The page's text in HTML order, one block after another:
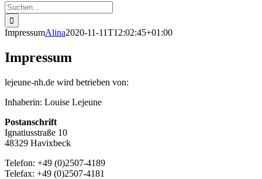
Suche
nach:
ImpressumAlina2020-11-11T12:02:45+01:00
Impressum
lejeune-nh.de wird betrieben von:
Inhaberin: Louise Lejeune
Postanschrift
Ignatiusstraße 10
48329 Havixbeck
Telefon: +49 (0)2507-4189
Telefax: +49 (0)2507-4181